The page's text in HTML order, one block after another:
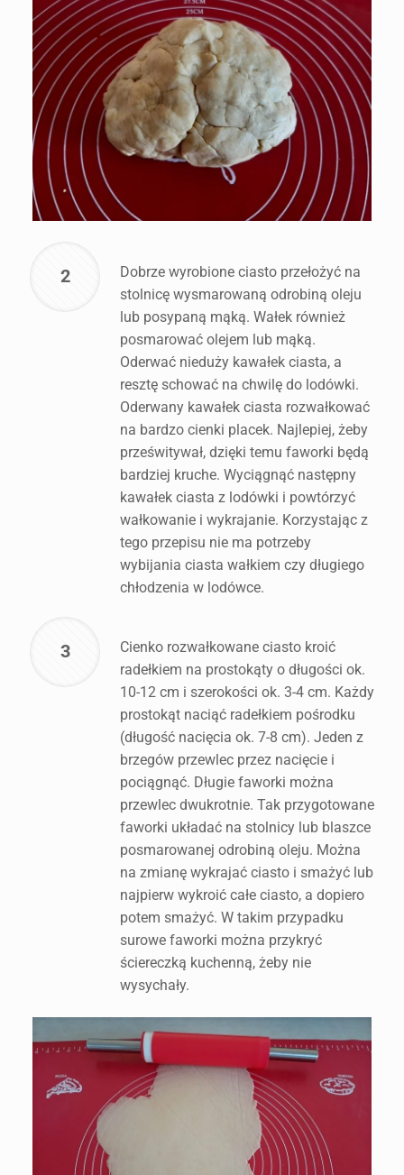
2
Dobrze wyrobione ciasto przełożyć na
stolnicę wysmarowaną odrobiną oleju
lub posypaną mąką. Wałek również
posmarować olejem lub mąką.
Oderwać nieduży kawałek ciasta, a
resztę schować na chwilę do lodówki.
Oderwany kawałek ciasta rozwałkować
na bardzo cienki placek. Najlepiej, żeby
prześwitywał, dzięki temu faworki będą
bardziej kruche. Wyciągnąć następny
kawałek ciasta z lodówki i powtórzyć
wałkowanie i wykrajanie. Korzystając z
tego przepisu nie ma potrzeby
wybijania ciasta wałkiem czy długiego
chłodzenia w lodówce.
3
Cienko rozwałkowane ciasto kroić
radełkiem na prostokąty o długości ok.
10-12 cm i szerokości ok. 3-4 cm. Każdy
prostokąt naciąć radełkiem pośrodku
(długość nacięcia ok. 7-8 cm). Jeden z
brzegów przewlec przez nacięcie i
pociągnąć. Długie faworki można
przewlec dwukrotnie. Tak przygotowane
faworki układać na stolnicy lub blaszce
posmarowanej odrobiną oleju. Można
na zmianę wykrajać ciasto i smażyć lub
najpierw wykroić całe ciasto, a dopiero
potem smażyć. W takim przypadku
surowe faworki można przykryć
ściereczką kuchenną, żeby nie
wysychały.